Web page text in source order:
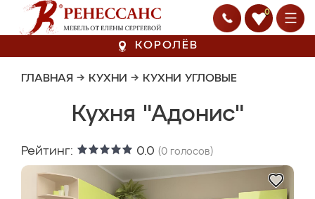
0
КОРОЛЁВ
ГЛАВНАЯ → КУХНИ → КУХНИ УГЛОВЫЕ
Кухня "Адонис"
Рейтинг: 0.0 (0 голосов)